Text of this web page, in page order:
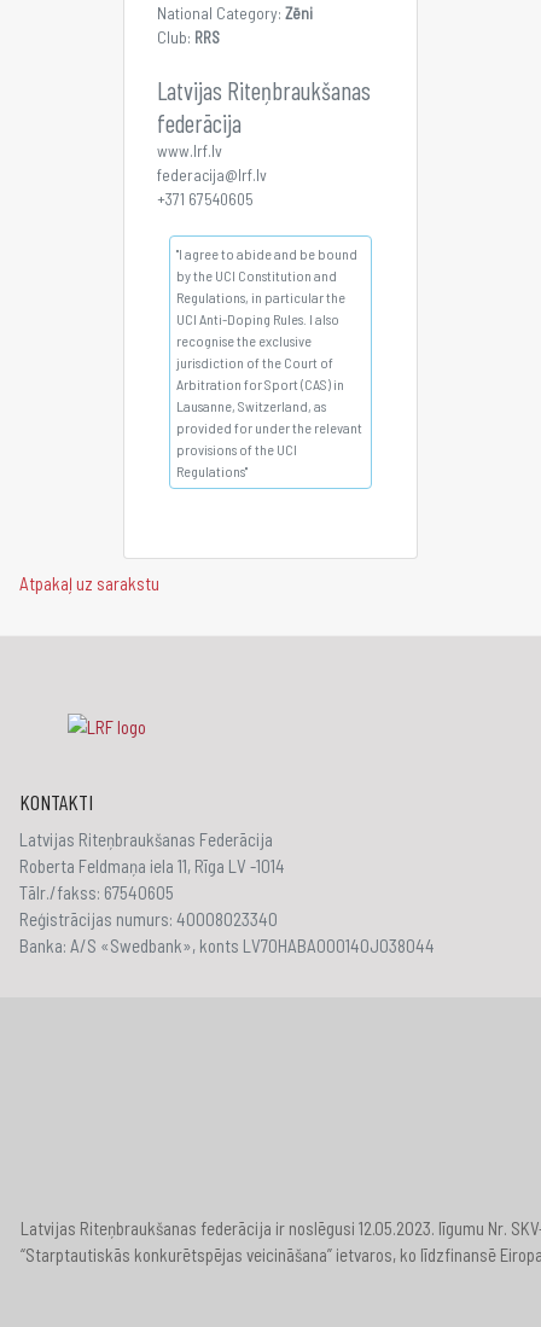
National Category:Zēni
Club: RRS
Latvijas Riteņbraukšanas
federācija
www.lrf.lv
federacija@lrf.lv
+371 67540605
"I agree to abide and be bound
by the UCI Constitution and
Regulations, in particular the
UCI Anti-Doping Rules. I also
recognise the exclusive
jurisdiction of the Court of
Arbitration for Sport (CAS) in
Lausanne, Switzerland, as
provided for under the relevant
provisions of the UCI
Regulations"
Atpakaļ uz sarakstu
KONTAKTI
Latvijas Riteņbraukšanas Federācija
Roberta Feldmaņa iela 11, Rīga LV -1014
Tālr./fakss: 67540605
Reģistrācijas numurs: 40008023340
Banka: A/S «Swedbank», konts LV70HABA000140J038044
Latvijas Riteņbraukšanas federācija ir noslēgusi 12.05.2023. līgumu Nr.
“Starptautiskās konkurētspējas veicināšana” ietvaros, ko līdzfinansē